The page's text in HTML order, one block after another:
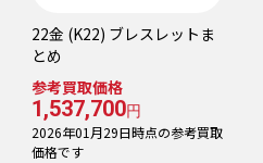
22金 (K22) ブレスレットま
とめ
参考買取価格
1,537,700円
2026年01月29日時点の参考買取
価格です